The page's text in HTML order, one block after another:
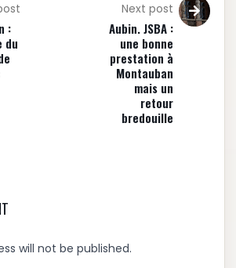
:
du
Next post
Aubin. JSBA :
une bonne
prestation à
Montauban
mais un
retour
bredouille
will not be published.